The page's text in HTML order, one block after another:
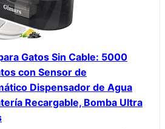
Gatos Sin Cable: 5000
con Sensor de
Dispensador de Agua
Recargable, Bomba Ultra